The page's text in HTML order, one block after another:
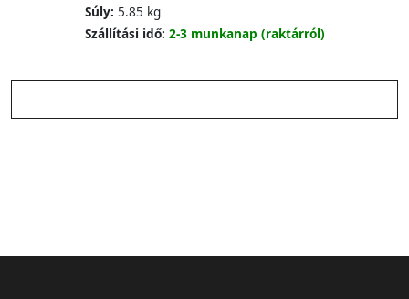
Súly: 5.85 kg
Szállítási idő: 2-3 munkanap (raktárról)